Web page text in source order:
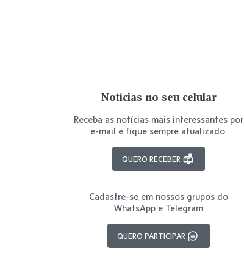
Notícias no seu celular
Receba as notícias mais interessantes por
e-mail e fique sempre atualizado.
QUERO RECEBER
Cadastre-se em nossos grupos do
WhatsApp e Telegram
QUERO PARTICIPAR